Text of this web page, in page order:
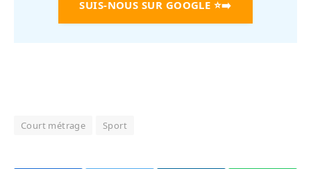
SUIS-NOUS SUR GOOGLE ⭐➡️
Court métrage Sport